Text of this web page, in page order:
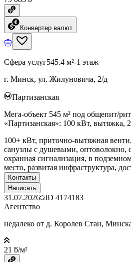
Конвертер валют
Сфера услуг545.4 м²-1 этаж
г. Минск, ул. Жилуновича, 2/д
Партизанская
Мега-объект 545 м² под общепит/
«Партизанская»: 100 кВт, вытяжка,
100+ кВт, приточно-вытяжная
санузлы с душевыми, оптоволокно,
охранная сигнализация, в
место, развитая инфраструктура,
Контакты
Написать
31.07.2026 ID 4174183
Агентство
недалеко от д. Королев Стан,
21 ƃ/м²